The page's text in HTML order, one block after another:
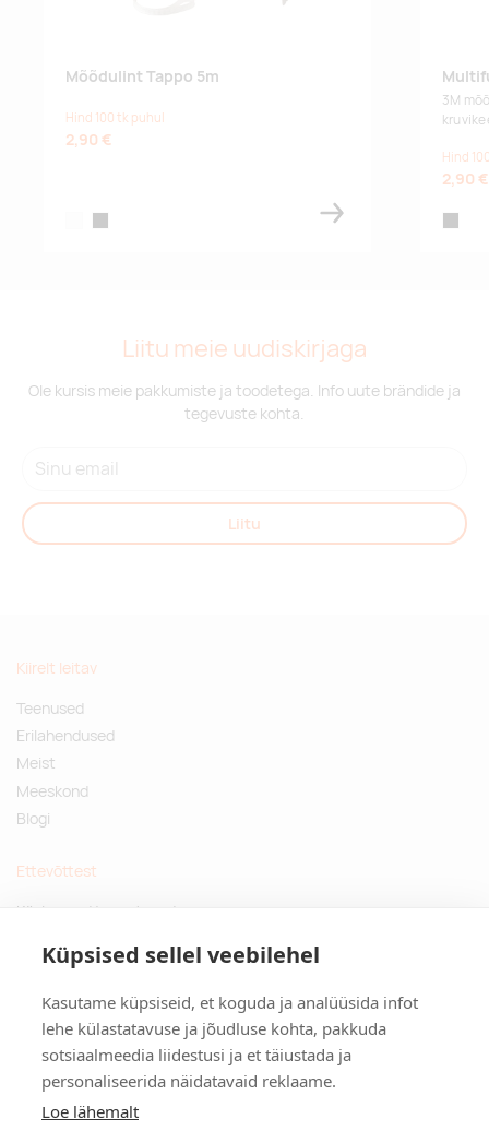
Küpsised sellel veebilehel
Kasutame küpsiseid, et koguda ja analüüsida infot
lehe külastatavuse ja jõudluse kohta, pakkuda
sotsiaalmeedia liidestusi ja et täiustada ja
personaliseerida näidatavaid reklaame.
Loe lähemalt
Mõõdulint Tappo 5m
Hind 100 tk puhul
2,90 €
3M
Hind
2,90 €
Liitu meie uudiskirjaga
Ole kursis meie pakkumiste ja toodetega. Info uute brändide ja
tegevuste kohta.
Liitu
Kiirelt leitav
Teenused
Erilahendused
Meist
Meeskond
Blogi
Ettevõttest
Küsimused ja vastused
Privaatsuspoliitika
Kontakt
Tulika põik 3, Tallinn
info@kinkston.ee
+372 6989 100